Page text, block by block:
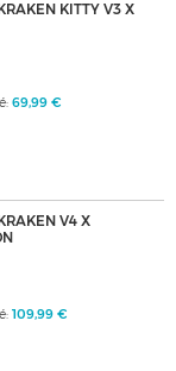
KITTY V3 X
69,99 €
V4 X
109,99 €